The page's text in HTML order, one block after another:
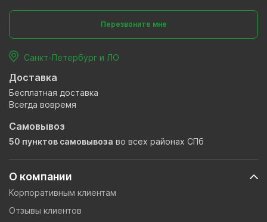
О компании
Корпоративным клиентам
Отзывы клиентов
Перезвоните мне
Санкт-Петербург и ЛО
Доставка
Бесплатная доставка
Всегда вовремя
Самовывоз
50 пунктов самовывоза во всех районах СПб